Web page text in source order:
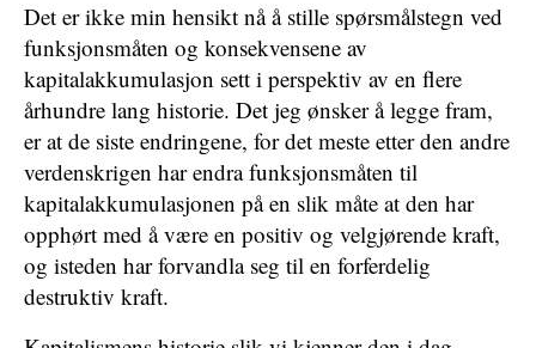
Det er ikke min hensikt nå å stille spørsmålstegn ved
funksjonsmåten og konsekvensene av
kapitalakkumulasjon sett i perspektiv av en flere
århundre lang historie. Det jeg ønsker å legge fram,
er at de siste endringene, for det meste etter den andre
verdenskrigen har endra funksjonsmåten til
kapitalakkumulasjonen på en slik måte at den har
opphørt med å være en positiv og velgjørende kraft,
og isteden har forvandla seg til en forferdelig
destruktiv kraft.